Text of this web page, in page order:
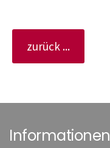
zurück ...
Informationen